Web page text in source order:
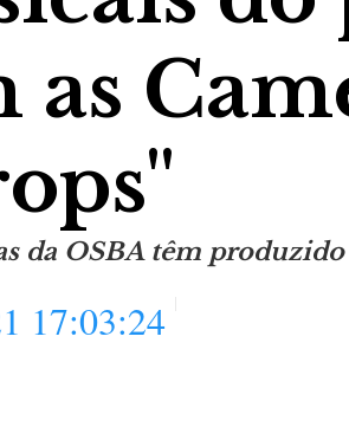
as
da OSBA têm
17:03:24